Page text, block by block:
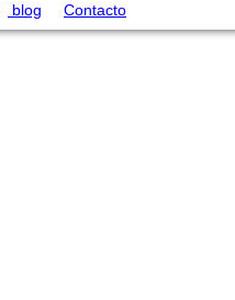
blog Contacto